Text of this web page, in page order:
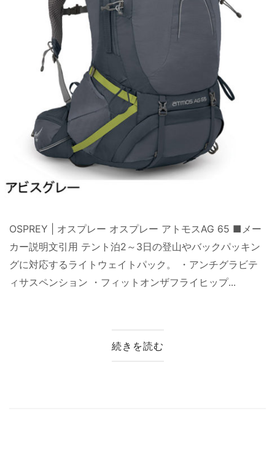
OSPREY | オスプレー オスプレー アトモスAG 65 ■メー
カー説明文引用 テント泊2～3日の登山やバックパッキン
グに対応するライトウェイトパック。 ・アンチグラビテ
ィサスペンション ・フィットオンザフライヒップ...
続きを読む